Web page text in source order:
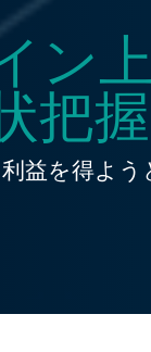
ン
把握
益を得よ